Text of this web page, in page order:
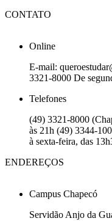
CONTATO
Online
E-mail:
3321-8000 De
Telefones
(49) 3321-8000
às 21h (49) 3344-
à sexta-feira, das
ENDEREÇOS
Campus Chapecó
Servidão Anjo da